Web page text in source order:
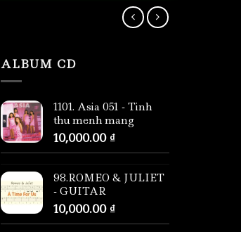
ALBUM CD
1101. Asia 051 - Tinh
thu menh mang
10,000.00 ₫
98.ROMEO & JULIET
- GUITAR
10,000.00 ₫